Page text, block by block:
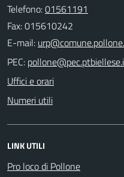
Telefono:01561191
Fax: 015610242
E-mail:
PEC:
Uffici e orari
Numeri utili
LINK UTILI
Pro loco di Pollone